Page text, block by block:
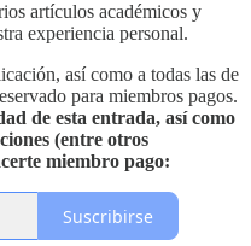
artículos académicos y
experiencia personal.
así como a todas las de
para miembros pagos.
de esta entrada, así como
(entre otros
miembro pago:
Suscribirse